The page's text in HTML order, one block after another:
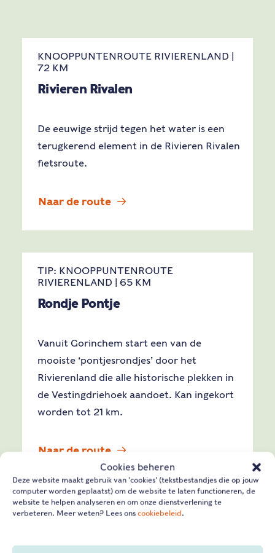
Cookies beheren
Deze website maakt gebruik van 'cookies' (tekstbestandjes die op jouw
computer worden geplaatst) om de website te laten functioneren, de
website te helpen analyseren en om onze dienstverlening te
verbeteren. Meer weten? Lees ons cookiebeleid.
KNOOPPUNTENROUTE RIVIERENLAND |
72 KM
Rivieren Rivalen
De eeuwige strijd tegen het water is een
terugkerend element in de Rivieren Rivalen
fietsroute.
Naar de route
TIP: KNOOPPUNTENROUTE
RIVIERENLAND | 65 KM
Rondje Pontje
Vanuit Gorinchem start een van de
mooiste ‘pontjesrondjes’ door het
Rivierenland die alle historische plekken in
de Vestingdriehoek aandoet. Kan ingekort
worden tot 21 km.
Naar de route
BIESBOSCHLINIE FIETSROUTE | 46 KM